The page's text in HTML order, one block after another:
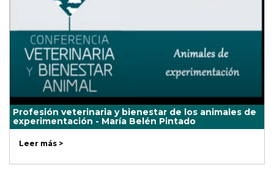
Profesión veterinaria y bienestar de los animales de
experimentación - María Belén Pintado
Leer más >